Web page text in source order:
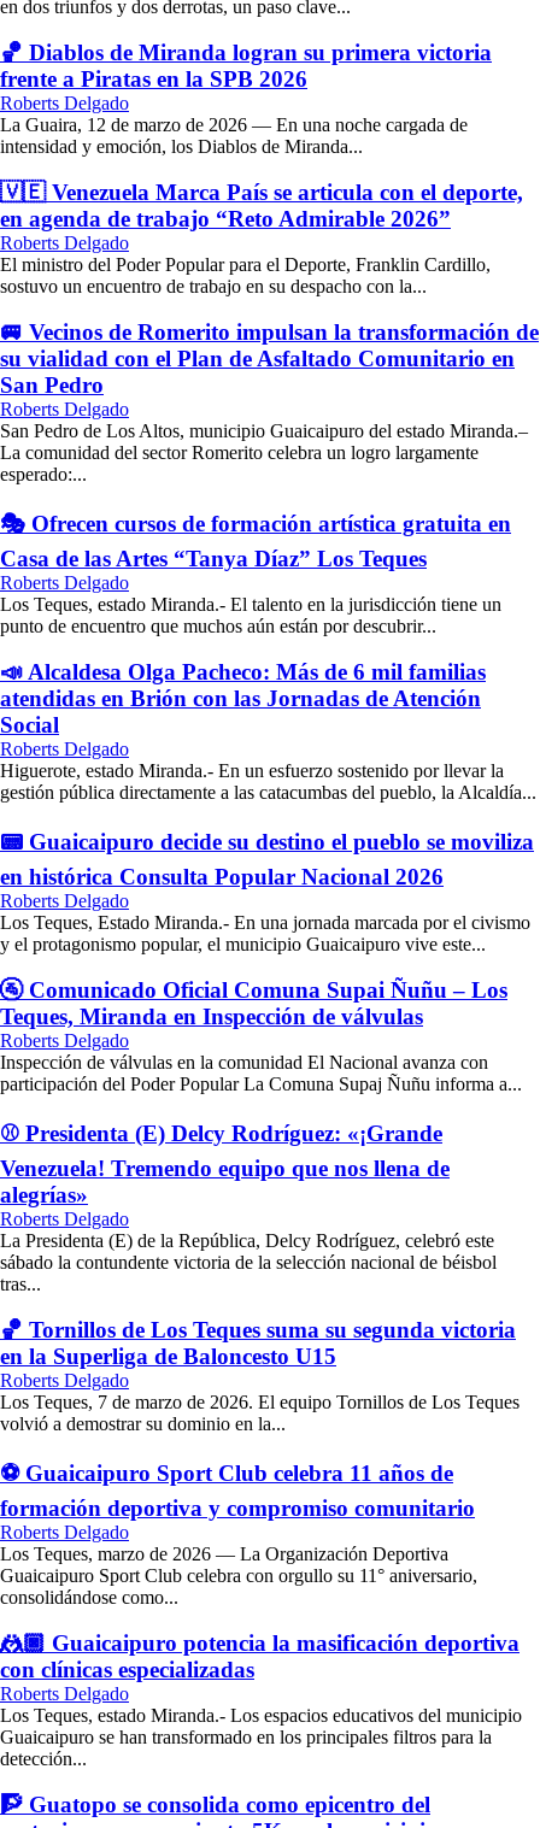
en dos triunfos y dos derrotas, un paso clave...
🏀 Diablos de Miranda logran su primera victoria
frente a Piratas en la SPB 2026
Roberts Delgado
La Guaira, 12 de marzo de 2026 — En una noche cargada de
intensidad y emoción, los Diablos de Miranda...
🇻🇪 Venezuela Marca País se articula con el deporte,
en agenda de trabajo “Reto Admirable 2026”
Roberts Delgado
El ministro del Poder Popular para el Deporte, Franklin Cardillo,
sostuvo un encuentro de trabajo en su despacho con la...
🚐 Vecinos de Romerito impulsan la transformación de
su vialidad con el Plan de Asfaltado Comunitario en
San Pedro
Roberts Delgado
San Pedro de Los Altos, municipio Guaicaipuro del estado Miranda.–
La comunidad del sector Romerito celebra un logro largamente
esperado:...
🎭 Ofrecen cursos de formación artística gratuita en
Casa de las Artes “Tanya Díaz” Los Teques
Roberts Delgado
Los Teques, estado Miranda.- El talento en la jurisdicción tiene un
punto de encuentro que muchos aún están por descubrir...
📣 Alcaldesa Olga Pacheco: Más de 6 mil familias
atendidas en Brión con las Jornadas de Atención
Social
Roberts Delgado
Higuerote, estado Miranda.- En un esfuerzo sostenido por llevar la
gestión pública directamente a las catacumbas del pueblo, la Alcaldía...
📟 Guaicaipuro decide su destino el pueblo se moviliza
en histórica Consulta Popular Nacional 2026
Roberts Delgado
Los Teques, Estado Miranda.- En una jornada marcada por el civismo
y el protagonismo popular, el municipio Guaicaipuro vive este...
🚰 Comunicado Oficial Comuna Supai Ñuñu – Los
Teques, Miranda en Inspección de válvulas
Roberts Delgado
Inspección de válvulas en la comunidad El Nacional avanza con
participación del Poder Popular La Comuna Supaj Ñuñu informa a...
⚾ Presidenta (E) Delcy Rodríguez: «¡Grande
Venezuela! Tremendo equipo que nos llena de
alegrías»
Roberts Delgado
La Presidenta (E) de la República, Delcy Rodríguez, celebró este
sábado la contundente victoria de la selección nacional de béisbol
tras...
🏀 Tornillos de Los Teques suma su segunda victoria
en la Superliga de Baloncesto U15
Roberts Delgado
Los Teques, 7 de marzo de 2026. El equipo Tornillos de Los Teques
volvió a demostrar su dominio en la...
⚽ Guaicaipuro Sport Club celebra 11 años de
formación deportiva y compromiso comunitario
Roberts Delgado
Los Teques, marzo de 2026 — La Organización Deportiva
Guaicaipuro Sport Club celebra con orgullo su 11° aniversario,
consolidándose como...
🤼🏿 Guaicaipuro potencia la masificación deportiva
con clínicas especializadas
Roberts Delgado
Los Teques, estado Miranda.- Los espacios educativos del municipio
Guaicaipuro se han transformado en los principales filtros para la
detección...
🧗 Guatopo se consolida como epicentro del